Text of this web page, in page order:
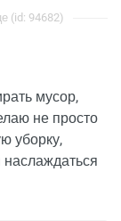
(id: 94682)
мусор,
не просто
уборку,